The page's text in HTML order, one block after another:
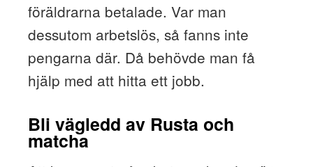
föräldrarna betalade. Var man
dessutom arbetslös, så fanns inte
pengarna där. Då behövde man få
hjälp med att hitta ett jobb.
Bli vägledd av Rusta och
matcha